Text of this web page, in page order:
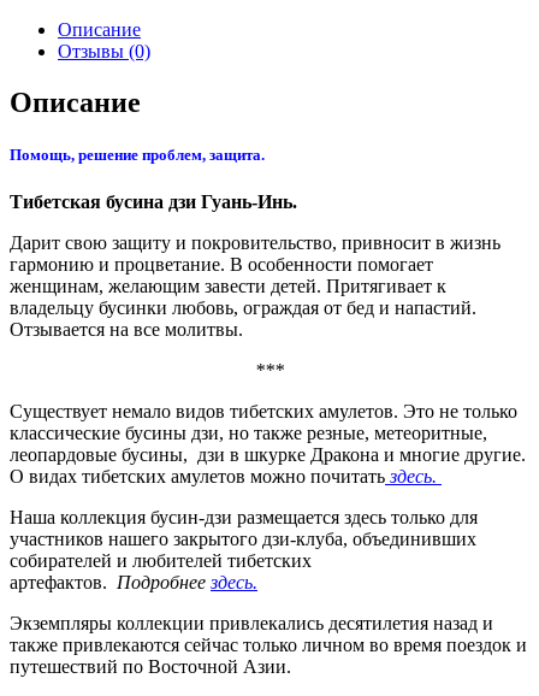
Описание
Отзывы (0)
Описание
Помощь, решение проблем, защита.
Тибетская бусина дзи Гуань-Инь.
Дарит свою защиту и покровительство, привносит в жизнь
гармонию и процветание. В особенности помогает
женщинам, желающим завести детей. Притягивает к
владельцу бусинки любовь, ограждая от бед и напастий.
Отзывается на все молитвы.
***
Существует немало видов тибетских амулетов. Это не только
классические бусины дзи, но также резные, метеоритные,
леопардовые бусины, дзи в шкурке Дракона и многие другие.
О видах тибетских амулетов можно почитатьздесь.
Наша коллекция бусин-дзи размещается здесь только для
участников нашего закрытого дзи-клуба, объединивших
собирателей и любителей тибетских
артефактов. Подробнеездесь.
Экземпляры коллекции привлекались десятилетия назад и
также привлекаются сейчас только личном во время поездок и
путешествий по Восточной Азии.